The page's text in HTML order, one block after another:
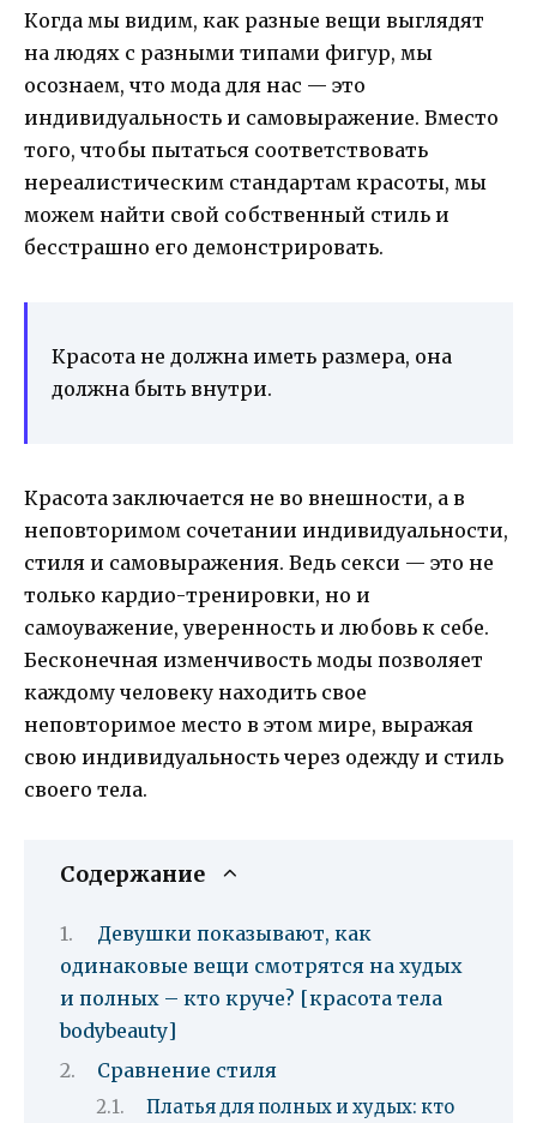
Когда мы видим, как разные вещи выглядят
на людях с разными типами фигур, мы
осознаем, что мода для нас — это
индивидуальность и самовыражение. Вместо
того, чтобы пытаться соответствовать
нереалистическим стандартам красоты, мы
можем найти свой собственный стиль и
бесстрашно его демонстрировать.
Красота не должна иметь размера, она
должна быть внутри.
Красота заключается не во внешности, а в
неповторимом сочетании индивидуальности,
стиля и самовыражения. Ведь секси — это не
только кардио-тренировки, но и
самоуважение, уверенность и любовь к себе.
Бесконечная изменчивость моды позволяет
каждому человеку находить свое
неповторимое место в этом мире, выражая
свою индивидуальность через одежду и стиль
своего тела.
Содержание
Девушки показывают, как
одинаковые вещи смотрятся на худых
и полных – кто круче? [красота тела
bodybeauty]
Сравнение стиля
Платья для полных и худых: кто